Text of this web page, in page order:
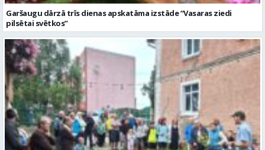
Garšaugu dārzā trīs dienas apskatāma izstāde “Vasaras ziedi
pilsētai svētkos”